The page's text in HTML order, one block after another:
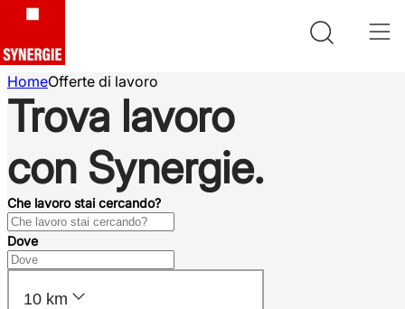
HomeOfferte di lavoro
Trova lavoro
con Synergie.
Che lavoro stai cercando?
Dove
10 km